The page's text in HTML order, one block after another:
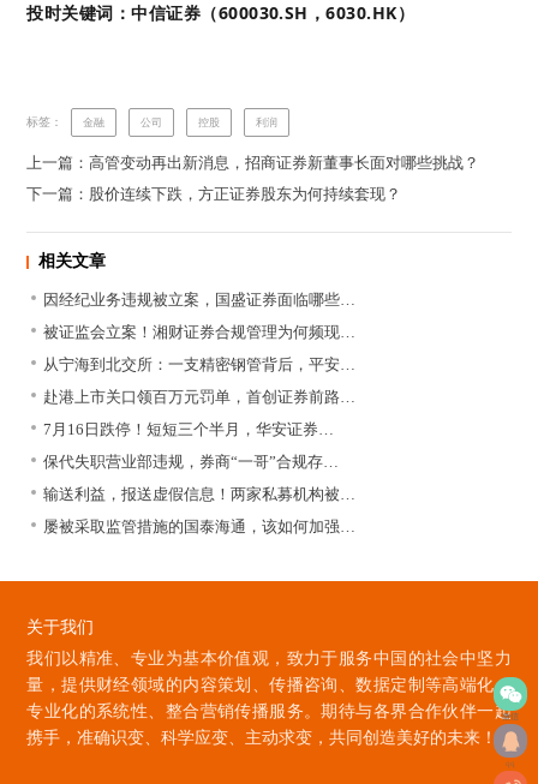
微信
qq
投时关键词：中信证券（600030.SH，6030.HK）
标签： 金融 公司 控股 利润
上一篇：高管变动再出新消息，招商证券新董事长面对哪些挑战？
下一篇：股价连续下跌，方正证券股东为何持续套现？
相关文章
因经纪业务违规被立案，国盛证券面临哪些…
被证监会立案！湘财证券合规管理为何频现…
从宁海到北交所：一支精密钢管背后，平安…
赴港上市关口领百万元罚单，首创证券前路…
7月16日跌停！短短三个半月，华安证券…
保代失职营业部违规，券商“一哥”合规存…
输送利益，报送虚假信息！两家私募机构被…
屡被采取监管措施的国泰海通，该如何加强…
关于我们
我们以精准、专业为基本价值观，致力于服务中国的社会中坚力
量，提供财经领域的内容策划、传播咨询、数据定制等高端化、
专业化的系统性、整合营销传播服务。期待与各界合作伙伴一起
携手，准确识变、科学应变、主动求变，共同创造美好的未来！